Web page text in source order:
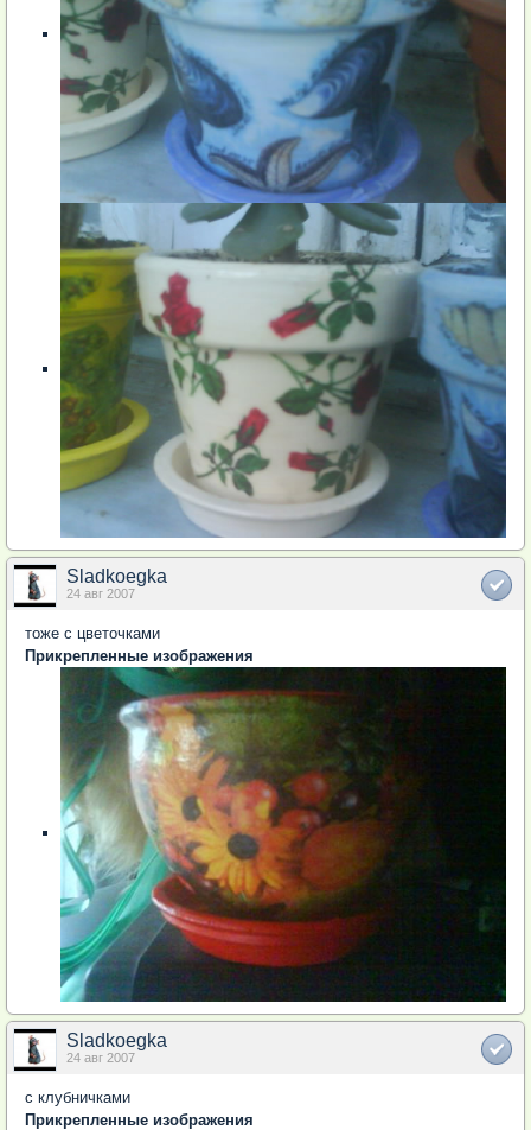
Sladkoegka
24 авг 2007
тоже с цветочками
Прикрепленные изображения
Sladkoegka
24 авг 2007
с клубничками
Прикрепленные изображения